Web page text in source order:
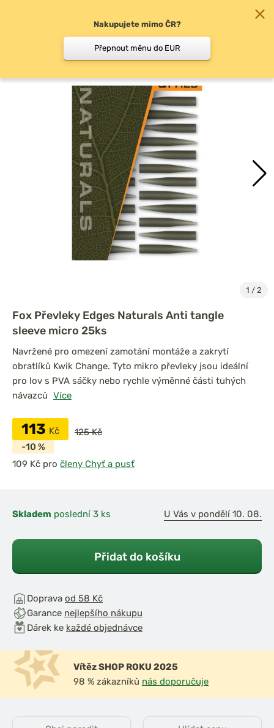
Závěsky, převleky
1 / 2
Fox Převleky Edges Naturals Anti tangle
sleeve micro 25ks
Navržené pro omezení zamotání montáže a zakrytí
obratlíků Kwik Change. Tyto mikro převleky jsou ideální
pro lov s PVA sáčky nebo rychle výměnné části tuhých
návazců Více
113 Kč
125 Kč
-10 %
pro členy Chyť a pusť
Skladem poslední 3 ks U Vás v pondělí 10. 08.
Přidat do košíku
Doprava od 58 Kč
Garance nejlepšího nákupu
Dárek ke každé objednávce
Vítěz SHOP ROKU 2025
98 % zákazníků nás doporučuje
Nakupujete mimo ČR?
Přepnout měnu do EUR